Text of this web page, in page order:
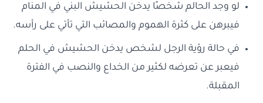
لو وجد الحالم شخصًا يدخن الحشيش البني في المنام
فيبرهن على كثرة الهموم والمصائب التي تأتي على رأسه.
في حالة رؤية الرجل لشخص يدخن الحشيش في الحلم
فيعبر عن تعرضه لكثير من الخداع والنصب في الفترة
المقبلة.